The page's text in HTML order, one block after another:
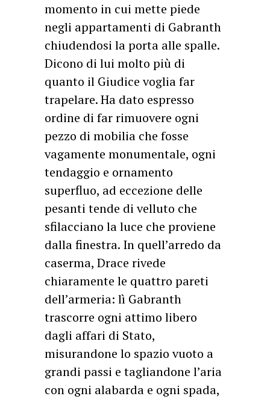
momento in cui mette piede
negli appartamenti di Gabranth
chiudendosi la porta alle spalle.
Dicono di lui molto più di
quanto il Giudice voglia far
trapelare. Ha dato espresso
ordine di far rimuovere ogni
pezzo di mobilia che fosse
vagamente monumentale, ogni
tendaggio e ornamento
superfluo, ad eccezione delle
pesanti tende di velluto che
sfilacciano la luce che proviene
dalla finestra. In quell’arredo da
caserma, Drace rivede
chiaramente le quattro pareti
dell’armeria: lì Gabranth
trascorre ogni attimo libero
dagli affari di Stato,
misurandone lo spazio vuoto a
grandi passi e tagliandone l’aria
con ogni alabarda e ogni spada,